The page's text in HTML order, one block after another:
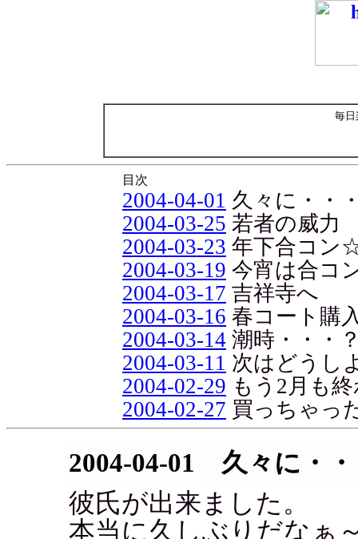
毎日
目次
2004-04-01 久々に・・
2004-03-25 若者の威力
2004-03-23 年下合コン
2004-03-19 今宵は合コ
2004-03-17 吉祥寺へ
2004-03-16 春コート購
2004-03-14 潮時・・・
2004-03-11 次はどうし
2004-02-29 もう2月も
2004-02-27 買っちゃっ
2004-04-01 久々に・
彼氏が出来ました。
本当に久しぶりだなぁ